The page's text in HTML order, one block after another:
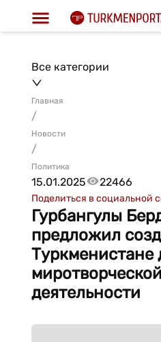
Все категории
Главная
/
Новости
/
Политика
15.01.2025 22466
Поделиться в социальной
Гурбангулы
предложил
Туркменистане
миротворческой
деятельности